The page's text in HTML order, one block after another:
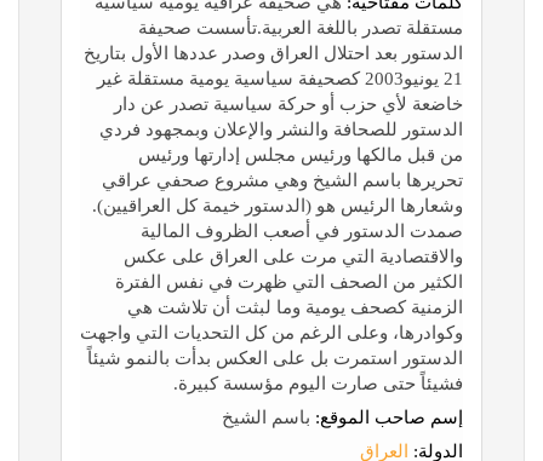
مستقلة تصدر باللغة العربية.تأسست صحيفة
الدستور بعد احتلال العراق وصدر عددها الأول بتاريخ
21 يونيو2003 كصحيفة سياسية يومية مستقلة غير
خاضعة لأي حزب أو حركة سياسية تصدر عن دار
الدستور للصحافة والنشر والإعلان وبمجهود فردي
من قبل مالكها ورئيس مجلس إدارتها ورئيس
تحريرها باسم الشيخ وهي مشروع صحفي عراقي
وشعارها الرئيس هو (الدستور خيمة كل العراقيين).
صمدت الدستور في أصعب الظروف المالية
والاقتصادية التي مرت على العراق على عكس
الكثير من الصحف التي ظهرت في نفس الفترة
الزمنية كصحف يومية وما لبثت أن تلاشت هي
وكوادرها، وعلى الرغم من كل التحديات التي واجهت
الدستور استمرت بل على العكس بدأت بالنمو شيئاً
فشيئاً حتى صارت اليوم مؤسسة كبيرة.
إسم صاحب الموقع: باسم الشيخ
الدولة:
العراق